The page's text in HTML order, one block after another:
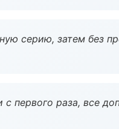
серию, затем без
первого раза, все